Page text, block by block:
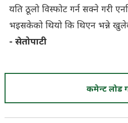
यति ठूलो विस्फोट गर्न सक्ने गरी
भइसकेको थियो कि थिएन भन्ने
- सेतोपाटी
कमेन्ट लोड